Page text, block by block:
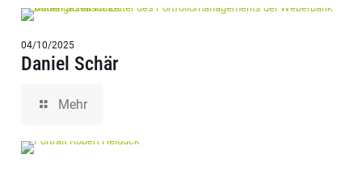
04/10/2025
Daniel Schär
Mehr